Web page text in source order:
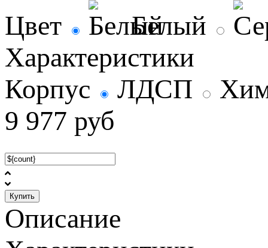
Цвет
Белый
Характеристики
Корпус
ЛДСП
9 977 руб
Купить
Описание